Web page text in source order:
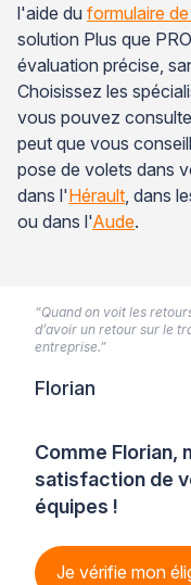
l'aide du formulaire
solution Plus que
évaluation précise,
Choisissez les
vous pouvez
peut que vous
pose de volets dans
dans l'Hérault, dans
ou dans l'Aude.
Comme Florian,
satisfaction de
équipes !
Je vérifie mon
“Quand on voit les
d’avoir un retour sur le
entreprise.”
Florian